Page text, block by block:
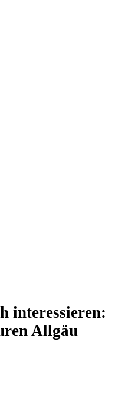
interessieren:
Allgäu